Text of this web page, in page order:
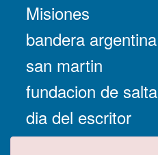
Misiones
bandera argentina
san martin
fundacion de salta
dia del escritor